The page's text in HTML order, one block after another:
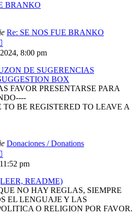
BRANKO
Re: SE NOS FUE BRANKO
último8:00 pm
DE SUGERENCIAS
BOX
FAVOR PRESENTARSE PARA
BE REGISTERED TO LEAVE A
Donaciones / Donations
último
mensaje
pm
README)
NO HAY REGLAS, SIEMPRE
EL LENGUAJE Y LAS
O RELIGION POR FAVOR.